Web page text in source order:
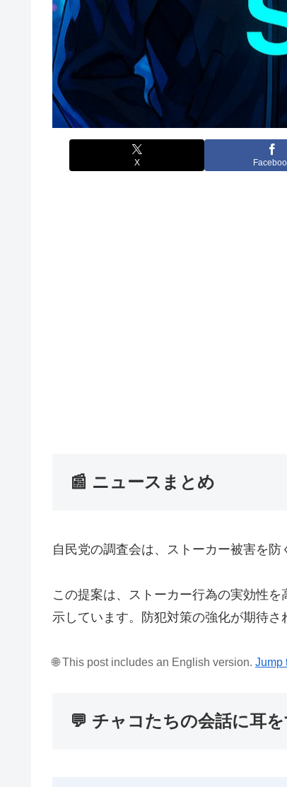
X
📰 ニュースまとめ
自民党の調査会は、ストーカー被害を
この提案は、ストーカー行為の実効性
示しています。防犯対策の強化が期待さ
🌐 This post includes an English version. Jump
💬 チャコたちの会話に耳